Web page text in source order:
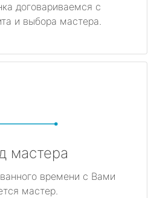
договариваемся с
и выбора мастера.
мастера
времени с Вами
мастер.